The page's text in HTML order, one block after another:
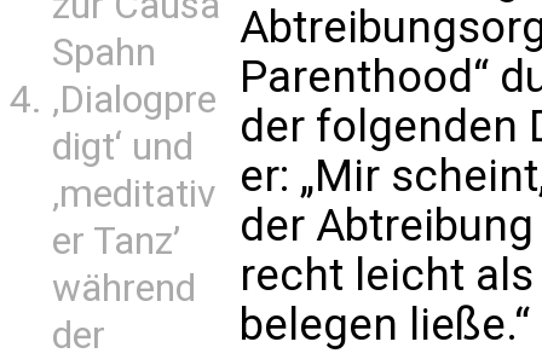
Spahn
‚Dialogpre
digt‘ und
‚meditativ
er Tanz’
während
der
Parenthood“
der folgenden
er: „Mir
der
recht leicht
belegen ließe.“